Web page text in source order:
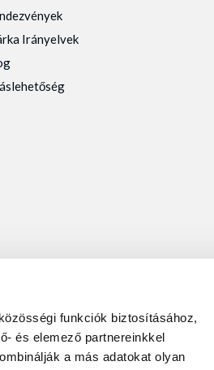
funkciók biztosításához,
és elemező partnereinkkel
a más adatokat olyan
Irányelvek